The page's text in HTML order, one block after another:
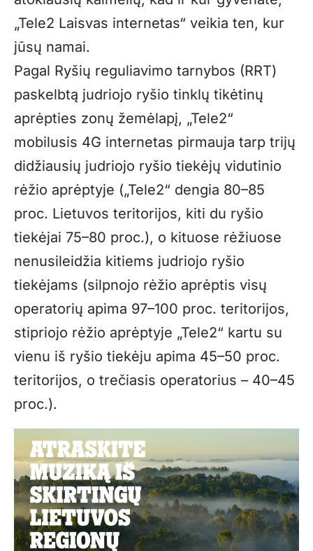
„Tele2 Laisvas internetas“ veikia ten, kur
jūsų namai.
Pagal Ryšių reguliavimo tarnybos (RRT)
paskelbtą judriojo ryšio tinklų tikėtinų
aprėpties zonų žemėlapį, „Tele2“
mobilusis 4G internetas pirmauja tarp trijų
didžiausių judriojo ryšio tiekėjų vidutinio
rėžio aprėptyje („Tele2“ dengia 80–85
proc. Lietuvos teritorijos, kiti du ryšio
tiekėjai 75–80 proc.), o kituose rėžiuose
nenusileidžia kitiems judriojo ryšio
tiekėjams (silpnojo rėžio aprėptis visų
operatorių apima 97–100 proc. teritorijos,
stipriojo rėžio aprėptyje „Tele2“ kartu su
vienu iš ryšio tiekėju apima 45–50 proc.
teritorijos, o trečiasis operatorius – 40–45
proc.).